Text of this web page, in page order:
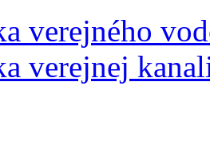
verejného
verejnej